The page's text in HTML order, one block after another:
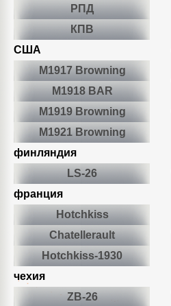
РПД
КПВ
США
М1917 Browning
М1918 BAR
M1919 Browning
М1921 Browning
финляндия
LS-26
франция
Hotchkiss
Сhatellerault
Hotchkiss-1930
чехия
ZB-26